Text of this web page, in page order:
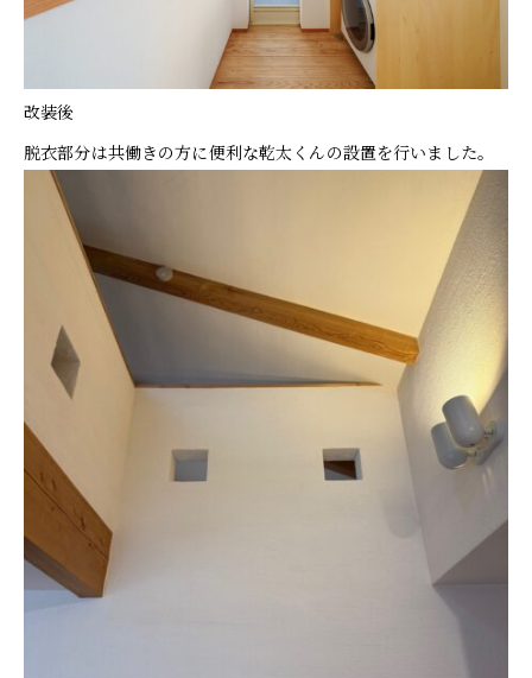
改装後
脱衣部分は共働きの方に便利な乾太くんの設置を行いました。